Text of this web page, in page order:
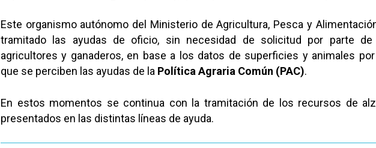
Este organismo autónomo del Ministerio de Agricultura, Pesca y
tramitado las ayudas de oficio, sin necesidad de solicitud por parte de
agricultores y ganaderos, en base a los datos de superficies y animales
que se perciben las ayudas de la Política Agraria Común (PAC).
En estos momentos se continua con la tramitación de los recursos de
presentados en las distintas líneas de ayuda.